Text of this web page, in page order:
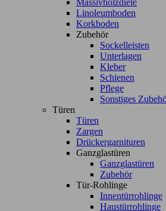
Massivholzdiele
Linoleumboden
Korkboden
Zubehör
Sockelleisten
Unterlagen
Kleber
Schienen
Pflege
Sonstiges
Türen
Türen
Zargen
Drückergarnituren
Ganzglastüren
Ganzglastüren
Zubehör
Tür-Rohlinge
Innentürrohlinge
Haustürrohlinge